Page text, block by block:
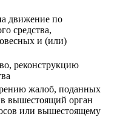
движение по
средства,
и (или)
реконструкцию
жалоб, поданных
вышестоящий орган
или вышестоящему